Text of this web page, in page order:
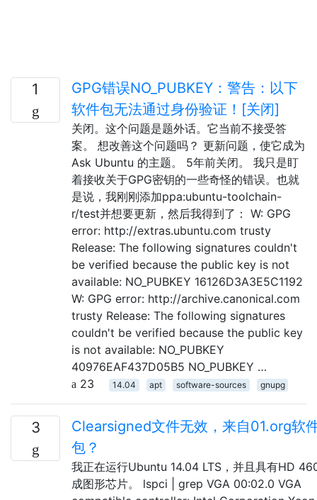
1
GPG错误NO_PUBKEY：警告：以下
软件包无法通过身份验证！[关闭]
关闭。这个问题是题外话。它当前不接受答
案。 想改善这个问题吗？ 更新问题，使它成为
Ask Ubuntu 的主题。 5年前关闭。 我只是盯
着接收关于GPG密钥的一些奇怪的错误。也就
是说，我刚刚添加ppa:ubuntu-toolchain-
r/test并想要更新，然后我得到了： W: GPG
error: http://extras.ubuntu.com trusty
Release: The following signatures couldn't
be verified because the public key is not
available: NO_PUBKEY 16126D3A3E5C1192
W: GPG error: http://archive.canonical.com
trusty Release: The following signatures
couldn't be verified because the public key
is not available: NO_PUBKEY
40976EAF437D05B5 NO_PUBKEY …
23
14.04 apt software-sources gnupg
3
Clearsigned文件无效，来自01.org软
包？
我正在运行Ubuntu 14.04 LTS，并且具有HD
成图形芯片。 lspci | grep VGA 00:02.0 VGA